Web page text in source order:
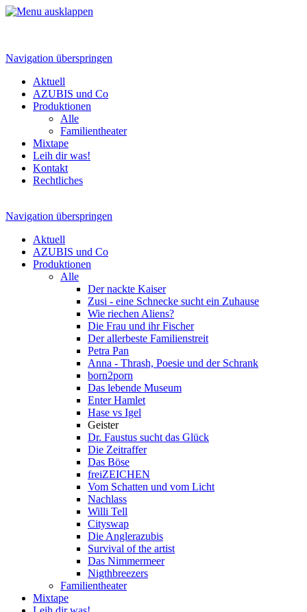
Navigation überspringen
Aktuell
AZUBIS und Co
Produktionen
Alle
Familientheater
Mixtape
Leih dir was!
Kontakt
Rechtliches
Navigation überspringen
Aktuell
AZUBIS und Co
Produktionen
Alle
Der nackte Kaiser
Zusi - eine Schnecke sucht ein Zuhause
Wie riechen Aliens?
Die Frau und ihr Fischer
Der allerbeste Familienstreit
Petra Pan
Anna - Thrash, Poesie und der Schrank
born2porn
Das lebende Museum
Enter Hamlet
Hase vs Igel
Geister
Dr. Faustus sucht das Glück
Die Zeitraffer
Das Böse
freiZEICHEN
Vom Schatten und vom Licht
Nachlass
Willi Tell
Cityswap
Die Anglerazubis
Survival of the artist
Das Nimmermeer
Nigthbreezers
Familientheater
Mixtape